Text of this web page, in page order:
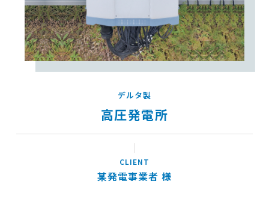
デルタ製
高圧発電所
某発電事業者